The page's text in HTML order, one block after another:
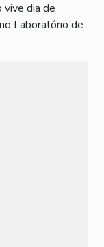
vive dia de
Laboratório de